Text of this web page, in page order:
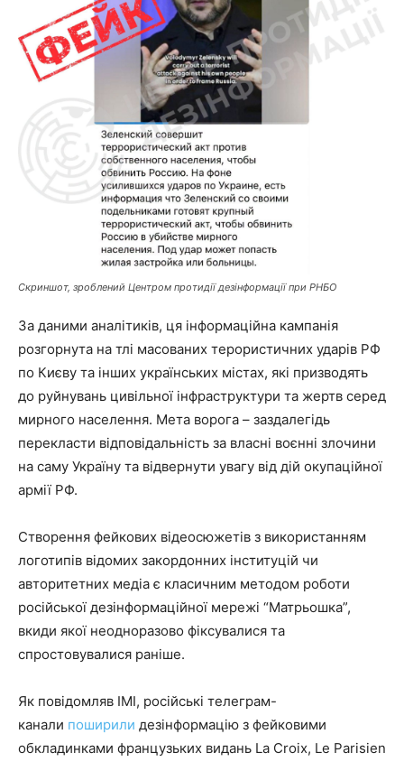
Скриншот, зроблений Центром протидії дезінформації при РНБО
За даними аналітиків, ця інформаційна кампанія
розгорнута на тлі масованих терористичних ударів РФ
по Києву та інших українських містах, які призводять
до руйнувань цивільної інфраструктури та жертв серед
мирного населення. Мета ворога – заздалегідь
перекласти відповідальність за власні воєнні злочини
на саму Україну та відвернути увагу від дій окупаційної
армії РФ.
Створення фейкових відеосюжетів з використанням
логотипів відомих закордонних інституцій чи
авторитетних медіа є класичним методом роботи
російської дезінформаційної мережі “Матрьошка”,
вкиди якої неодноразово фіксувалися та
спростовувалися раніше.
Як повідомляв ІМІ, російські телеграм-
канали поширили дезінформацію з фейковими
обкладинками французьких видань La Croix, Le Parisien